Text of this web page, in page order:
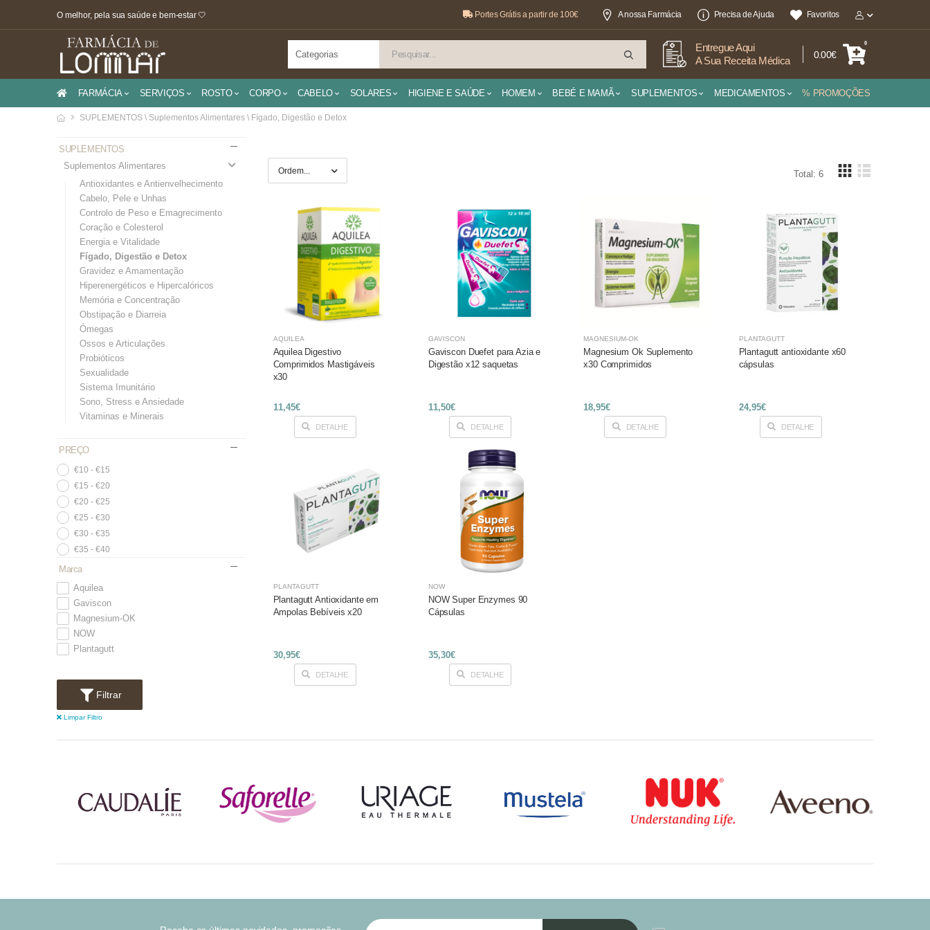
O melhor, pela sua saúde e bem-estar 🤍 Portes Grátis a partir de 100€ A nossa Farmácia Precisa de Ajuda Favoritos
Entregue Aqui
A Sua Receita Médica
0.00€
0
FARMÁCIA SERVIÇOS ROSTO CORPO CABELO SOLARES HIGIENE E SAÚDE HOMEM BEBÉ E MAMÃ SUPLEMENTOS MEDICAMENTOS % PROMOÇÕES
SUPLEMENTOS \ Suplementos Alimentares \ Fígado, Digestão e Detox
SUPLEMENTOS
Suplementos Alimentares
Antioxidantes e Antienvelhecimento
Cabelo, Pele e Unhas
Controlo de Peso e Emagrecimento
Coração e Colesterol
Energia e Vitalidade
Fígado, Digestão e Detox
Gravidez e Amamentação
Hiperenergéticos e Hipercalóricos
Memória e Concentração
Obstipação e Diarreia
Ómegas
Ossos e Articulações
Probióticos
Sexualidade
Sistema Imunitário
Sono, Stress e Ansiedade
Vitaminas e Minerais
PREÇO
€10 - €15
€15 - €20
€20 - €25
€25 - €30
€30 - €35
€35 - €40
Marca
Aquilea
Gaviscon
Magnesium-OK
NOW
Plantagutt
Filtrar
Limpar Filtro
Total: 6
AQUILEA
Aquilea Digestivo
Comprimidos Mastigáveis
x30
11,45€
DETALHE
GAVISCON
Gaviscon Duefet para Azia e
Digestão x12 saquetas
11,50€
DETALHE
MAGNESIUM-OK
Magnesium Ok Suplemento
x30 Comprimidos
18,95€
DETALHE
PLANTAGUTT
Plantagutt antioxidante x60
cápsulas
24,95€
DETALHE
PLANTAGUTT
Plantagutt Antioxidante em
Ampolas Bebíveis x20
30,95€
DETALHE
NOW
NOW Super Enzymes 90
Cápsulas
35,30€
DETALHE